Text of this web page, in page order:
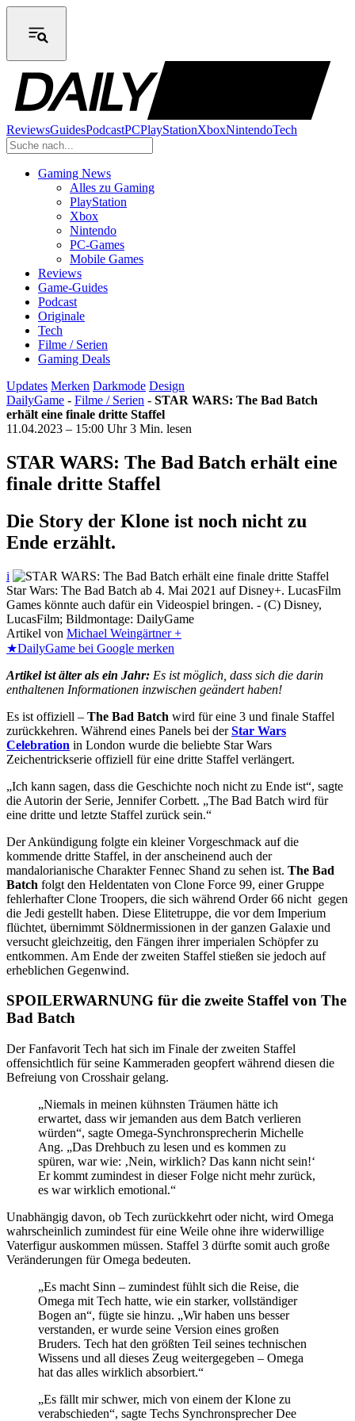
ReviewsGuidesPodcastPCPlayStationXboxNintendoTech
Gaming News
Alles zu Gaming
PlayStation
Xbox
Nintendo
PC-Games
Mobile Games
Reviews
Game-Guides
Podcast
Originale
Tech
Filme / Serien
Gaming Deals
Updates Merken Darkmode Design
DailyGame - Filme / Serien - STAR WARS: The Bad Batch
erhält eine finale dritte Staffel
11.04.2023 – 15:00 Uhr 3 Min. lesen
STAR WARS: The Bad Batch erhält eine
finale dritte Staffel
Die Story der Klone ist noch nicht zu
Ende erzählt.
i
Star Wars: The Bad Batch ab 4. Mai 2021 auf Disney+. LucasFilm
Games könnte auch dafür ein Videospiel bringen. - (C) Disney,
LucasFilm; Bildmontage: DailyGame
Artikel von Michael Weingärtner +
★DailyGame bei Google merken
Artikel ist älter als ein Jahr: Es ist möglich, dass sich die darin
enthaltenen Informationen inzwischen geändert haben!
Es ist offiziell – The Bad Batch wird für eine 3 und finale Staffel
zurückkehren. Während eines Panels bei derStar Wars
Celebration in London wurde die beliebte Star Wars
Zeichentrickserie offiziell für eine dritte Staffel verlängert.
„Ich kann sagen, dass die Geschichte noch nicht zu Ende ist“, sagte
die Autorin der Serie, Jennifer Corbett. „The Bad Batch wird für
eine dritte und letzte Staffel zurück sein.“
Der Ankündigung folgte ein kleiner Vorgeschmack auf die
kommende dritte Staffel, in der anscheinend auch der
mandalorianische Charakter Fennec Shand zu sehen ist. The Bad
Batch folgt den Heldentaten von Clone Force 99, einer Gruppe
fehlerhafter Clone Troopers, die sich während Order 66 nicht gegen
die Jedi gestellt haben. Diese Elitetruppe, die vor dem Imperium
flüchtet, übernimmt Söldnermissionen in der ganzen Galaxie und
versucht gleichzeitig, den Fängen ihrer imperialen Schöpfer zu
entkommen. Am Ende der zweiten Staffel stießen sie jedoch auf
erheblichen Gegenwind.
SPOILERWARNUNG für die zweite Staffel von The
Bad Batch
Der Fanfavorit Tech hat sich im Finale der zweiten Staffel
offensichtlich für seine Kammeraden geopfert während diesen die
Befreiung von Crosshair gelang.
„Niemals in meinen kühnsten Träumen hätte ich
erwartet, dass wir jemanden aus dem Batch verlieren
würden“, sagte Omega-Synchronsprecherin Michelle
Ang. „Das Drehbuch zu lesen und es kommen zu
spüren, war wie: ‚Nein, wirklich? Das kann nicht sein!‘
Er kommt zumindest in dieser Folge nicht mehr zurück,
es war wirklich emotional.“
Unabhängig davon, ob Tech zurückkehrt oder nicht, wird Omega
wahrscheinlich zumindest für eine Weile ohne ihre widerwillige
Vaterfigur auskommen müssen. Staffel 3 dürfte somit auch große
Veränderungen für Omega bedeuten.
„Es macht Sinn – zumindest fühlt sich die Reise, die
Omega mit Tech hatte, wie ein starker, vollständiger
Bogen an“, fügte sie hinzu. „Wir haben uns besser
verstanden, er wurde seine Version eines großen
Bruders. Tech hat den größten Teil seines technischen
Wissens und all dieses Zeug weitergegeben – Omega
hat das alles wirklich absorbiert.“
„Es fällt mir schwer, mich von einem der Klone zu
verabschieden“, sagte Techs Synchronsprecher Dee